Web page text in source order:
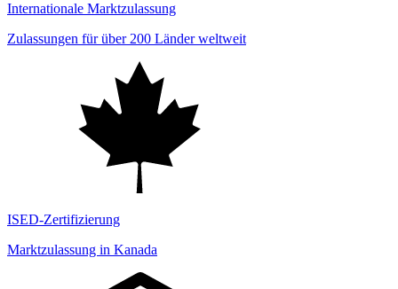
Internationale Marktzulassung
Zulassungen für über 200 Länder weltweit
ISED-Zertifizierung
Marktzulassung in Kanada